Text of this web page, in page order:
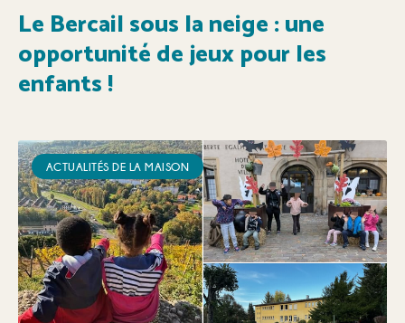
Le Bercail sous la neige : une
opportunité de jeux pour les
enfants !
ACTUALITÉS DE LA MAISON